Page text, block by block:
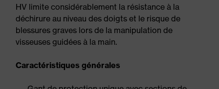
HV limite considérablement la résistance à la
déchirure au niveau des doigts et le risque de
blessures graves lors de la manipulation de
visseuses guidées à la main.
Caractéristiques générales